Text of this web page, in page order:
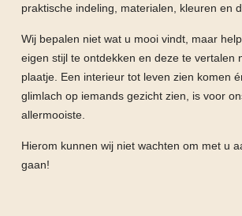
praktische indeling, materialen, kleuren en
Wij bepalen niet wat u mooi vindt, maar
eigen stijl te ontdekken en deze te vertalen
plaatje. Een interieur tot leven zien komen
glimlach op iemands gezicht zien, is voor
allermooiste.
Hierom kunnen wij niet wachten om met u
gaan!